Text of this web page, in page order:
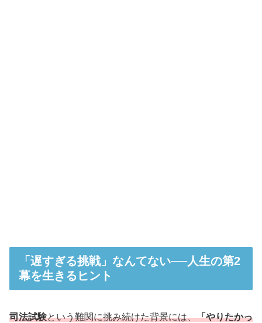
「遅すぎる挑戦」なんてない──人生の第2
幕を生きるヒント
司法試験という難関に挑み続けた背景には、「やりたかっ